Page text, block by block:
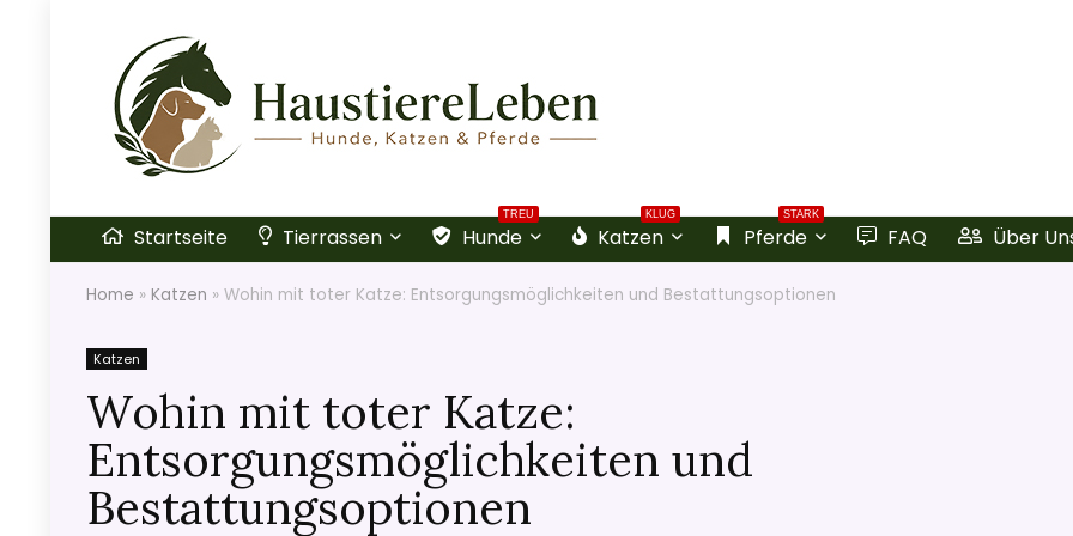
Startseite Tierrassen
TREU
Hunde
KLUG
Katzen
STARK
Pferde FAQ Über
Home » Katzen » Wohin mit toter Katze: Entsorgungsmöglichkeiten und Bestattungsoptionen
Katzen
Wohin mit toter Katze:
Entsorgungsmöglichkeiten und
Bestattungsoptionen